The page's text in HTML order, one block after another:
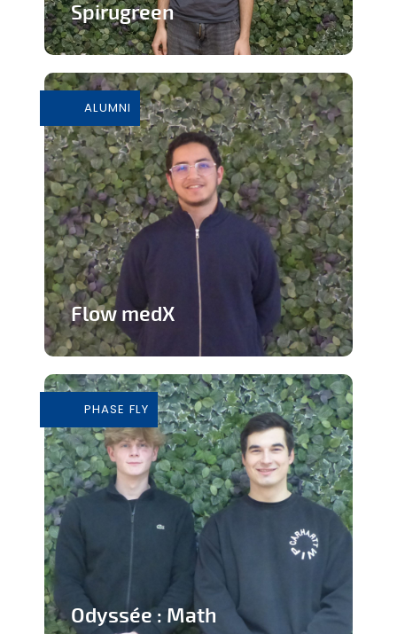
Spirugreen
En savoir plus
ALUMNI
Flow medX
concours de médecine
En savoir plus
PHASE FLY
Odyssée : Math